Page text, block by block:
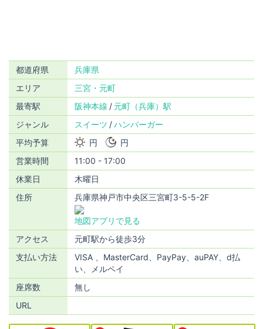
都道府県
兵庫県
エリア
三宮・元町
最寄駅
阪神本線
元町（兵庫）駅
ジャンル
スイーツ
ハンバーガー
平均予算
円
円
営業時間
11:00 - 17:00
休業日
木曜日
住所
兵庫県神戸市中央区三宮町3-5-5-2F
地図アプリで見る
アクセス
元町駅から徒歩3分
支払い方法
VISA 、MasterCard、PayPay、auPAY、d払
い、メルペイ
座席数
無し
URL